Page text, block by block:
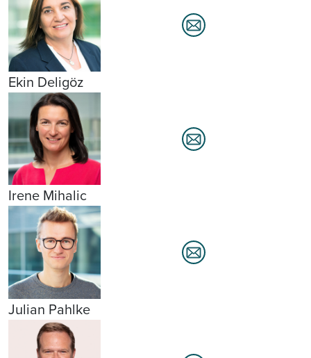
Ekin Deligöz
Irene Mihalic
Julian Pahlke